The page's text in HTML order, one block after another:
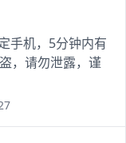
手机，5分钟内有
，请勿泄露，谨